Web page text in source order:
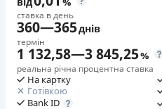
ставка в день
360—365днів
термін
1 132,58—3 845,25%
реальна річна процентна ставка
На картку
Готівкою
Bank ID